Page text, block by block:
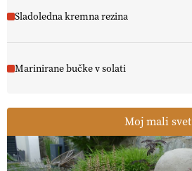
Sladoledna kremna rezina
Marinirane bučke v solati
Moj mali svet